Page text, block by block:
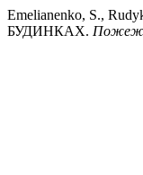
Emelianenko, S.,
БУДИНКАХ.